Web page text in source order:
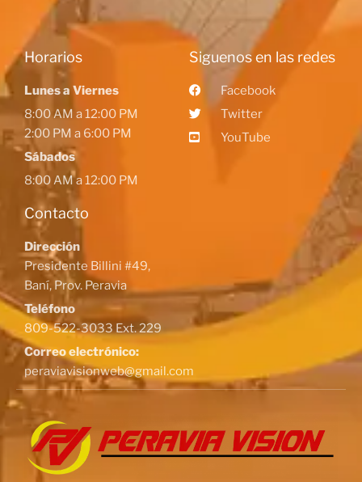
Horarios
Lunes a Viernes
8:00 AM a 12:00 PM
2:00 PM a 6:00 PM
Sábados
8:00 AM a 12:00 PM
Contacto
Dirección
Presidente Billini #49,
Baní, Prov. Peravia
Teléfono
809-522-3033 Ext. 229
Correo electrónico:
peraviavisionweb@gmail.com
Siguenos en las redes
Facebook
Twitter
YouTube